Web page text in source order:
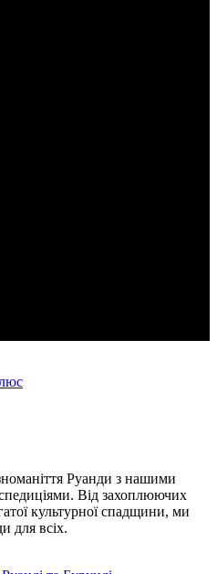
Руанди з нашими
Від захоплюючих
культурної спадщини, ми
для всіх.